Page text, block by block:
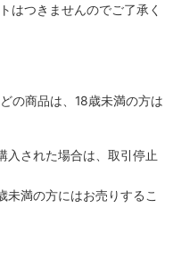
はつきませんのでご了承く
の商品は、18歳未満の方は
入された場合は、取引停止
満の方にはお売りするこ